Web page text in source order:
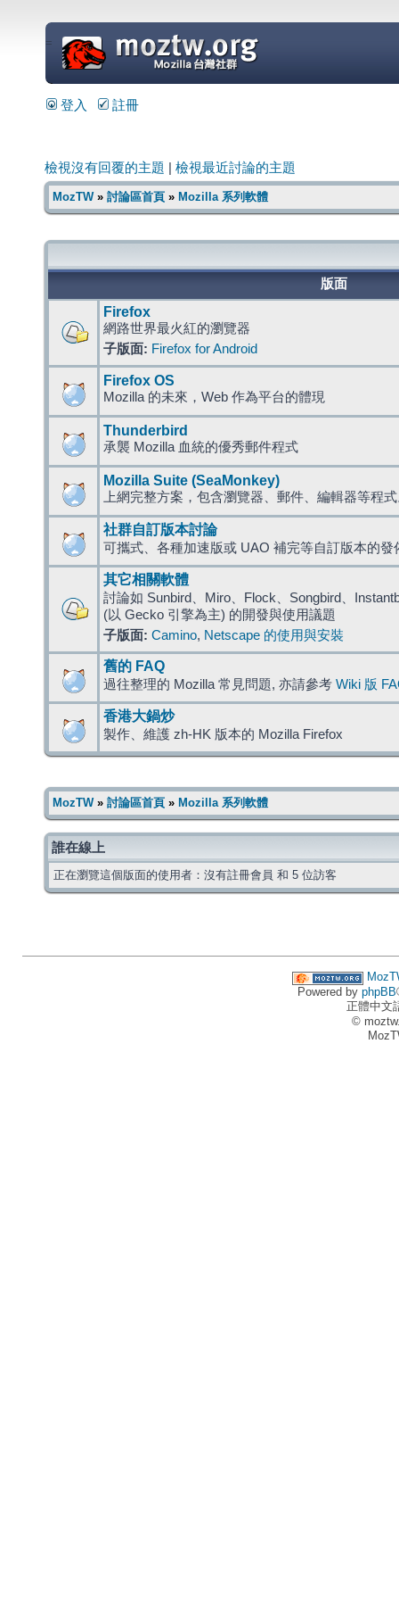
=
登入 註冊
檢視沒有回覆的主題 檢視最近討論的主題
MozTW» 討論區首頁 » Mozilla 系列軟體
版面
Firefox
網路世界最火紅的瀏覽器
子版面: Firefox for Android
Firefox OS
Mozilla 的未來，Web 作為平台的體現
Thunderbird
承襲 Mozilla 血統的優秀郵件程式
Mozilla Suite (SeaMonkey)
上網完整方案，包含瀏覽器、郵件、編輯器等程
社群自訂版本討論
可攜式、各種加速版或 UAO 補完等自訂版本的發
其它相關軟體
討論如 Sunbird、Miro、Flock、Songbird、
(以 Gecko 引擎為主) 的開發與使用議題
子版面: Camino, Netscape 的使用與安裝
舊的 FAQ
過往整理的 Mozilla 常見問題, 亦請參考 Wiki 版
香港大鍋炒
製作、維護 zh-HK 版本的 Mozilla Firefox
MozTW» 討論區首頁 » Mozilla 系列軟體
誰在線上
正在瀏覽這個版面的使用者：沒有註冊會員 和 5 位訪客
Powered by phpBB
正體中文
©